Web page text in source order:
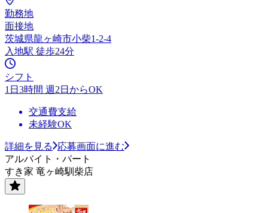
勤務地
面接地
茨城県龍ヶ崎市小柴1-2-4
入地駅 徒歩24分
シフト
1日3時間 週2日からOK
交通費支給
未経験OK
詳細を見る
応募画面に進む
アルバイト・パート
すき家 竜ヶ崎馴柴店